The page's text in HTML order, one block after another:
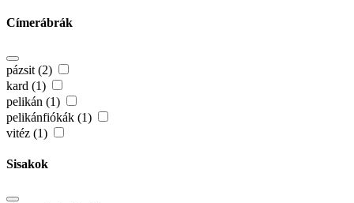
Címerábrák
pázsit (2)
kard (1)
pelikán (1)
pelikánfiókák (1)
vitéz (1)
Sisakok